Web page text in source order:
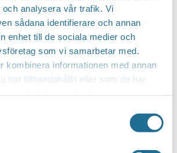
analysera vår trafik. Vi
sådana identifierare och annan
enhet till de sociala medier och
som vi samarbetar med.
kombinera informationen med annan
har tillhandahållit eller som de har
vad du söker?
SEARCH